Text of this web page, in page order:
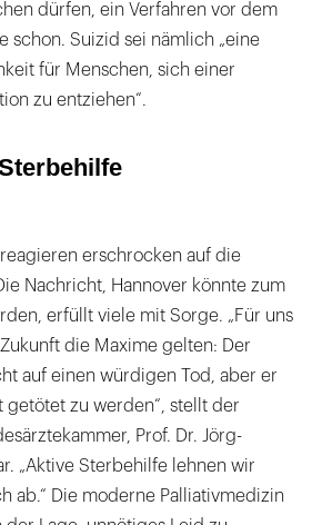
dürfen, ein Verfahren vor dem
schon. Suizid sei nämlich „eine
für Menschen, sich einer
zu entziehen“.
erschrocken auf die
Nachricht, Hannover könnte zum
erfüllt viele mit Sorge. „Für uns
die Maxime gelten: Der
auf einen würdigen Tod, aber er
getötet zu werden“, stellt der
Prof. Dr. Jörg-
„Aktive Sterbehilfe lehnen wir
ab.“ Die moderne Palliativmedizin